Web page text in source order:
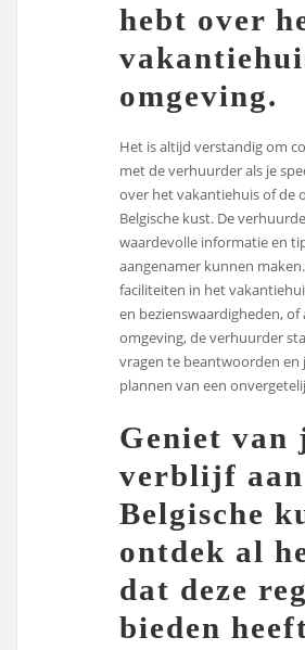
hebt over
omgeving.
Het is altijd verstandig om
met de verhuurder als je
over het vakantiehuis of de
Belgische kust. De
waardevolle informatie en
aangenamer kunnen
faciliteiten in het
en bezienswaardigheden,
omgeving, de verhuurder
vragen te beantwoorden en
plannen van een
Geniet van
verblijf aan
Belgische
ontdek al
dat deze
bieden